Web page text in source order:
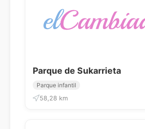
Parque de Sukarrieta
Parque infantil
58,28 km